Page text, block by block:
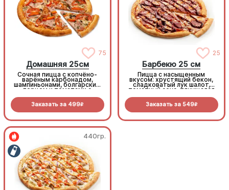
75
Домашняя 25см
Сочная пицца с копчёно-
варёным карбонадом,
шампиньонами, болгарским
перцем и томатами с
Заказать за 499R
25
Барбекю 25 см
Пицца с насыщенным
вкусом: хрустящий бекон,
сладковатый лук шалот,
томатный соус, тянущаяся
прянный соус барбекю.
Заказать за 549R
440гр.